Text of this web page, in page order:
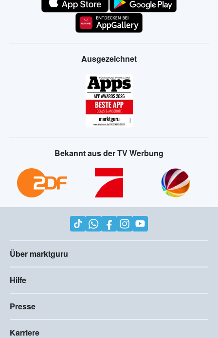
Ausgezeichnet
Bekannt aus der TV Werbung
Über marktguru
Hilfe
Presse
Karriere